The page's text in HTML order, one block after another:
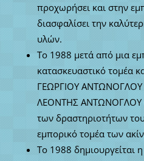
προχωρήσει και στην
διασφαλίσει την
υλών.
Το 1988 μετά από μια
κατασκευαστικό τομέα
ΓΕΩΡΓΙΟΥ ΑΝΤΩΝΟΓΛΟΥ
ΛΕΟΝΤΗΣ ΑΝΤΩΝΟΓΛΟΥ
των δραστηριοτήτων
εμπορικό τομέα των
Το 1988